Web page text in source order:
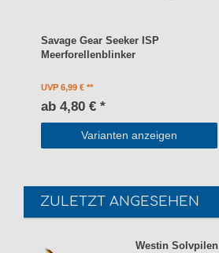
Savage Gear Seeker ISP
Meerforellenblinker
UVP 6,99 €
ab 4,80 € *
Varianten anzeigen
ZULETZT ANGESEHEN
Westin Solvpilen